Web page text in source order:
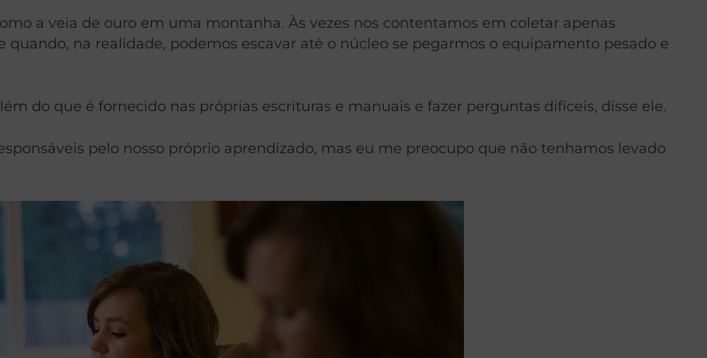
a veia de ouro em uma montanha. Às vezes nos contentamos em coletar apenas
quando, na realidade, podemos escavar até o núcleo se pegarmos o equipamento pesado e
do que é fornecido nas próprias escrituras e manuais e fazer perguntas difíceis, disse ele.
​​pelo nosso próprio aprendizado, mas eu me preocupo que não tenhamos levado